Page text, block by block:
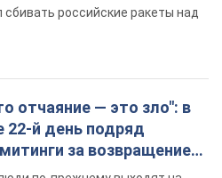
российские ракеты над
отчаяние — это зло": в
22-й день подряд
за возвращение